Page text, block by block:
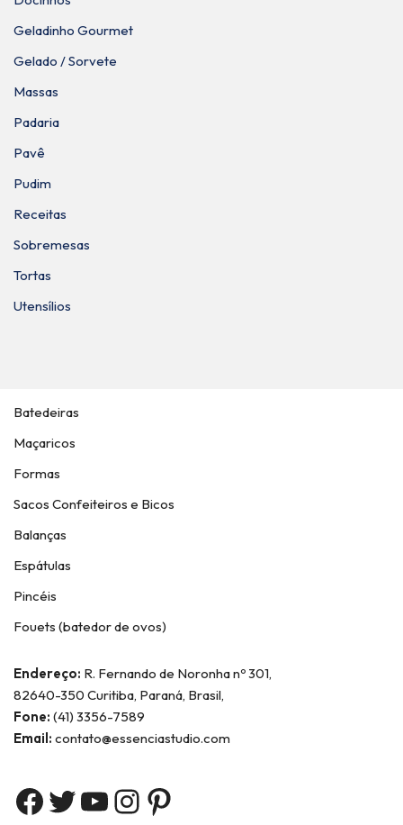
Geladinho Gourmet
Gelado / Sorvete
Massas
Padaria
Pavê
Pudim
Receitas
Sobremesas
Tortas
Utensílios
Batedeiras
Maçaricos
Formas
Sacos Confeiteiros e Bicos
Balanças
Espátulas
Pincéis
Fouets (batedor de ovos)
Endereço: R. Fernando de Noronha nº 301,
82640-350 Curitiba, Paraná, Brasil,
Fone: (41) 3356-7589
Email: contato@essenciastudio.com